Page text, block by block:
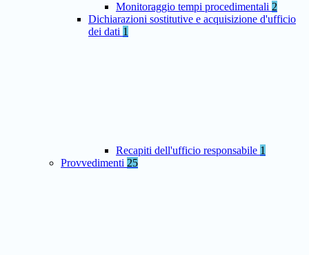
Monitoraggio tempi procedimentali 2
Dichiarazioni sostitutive e acquisizione d'ufficio
dei dati 1
Recapiti dell'ufficio responsabile 1
Provvedimenti 25